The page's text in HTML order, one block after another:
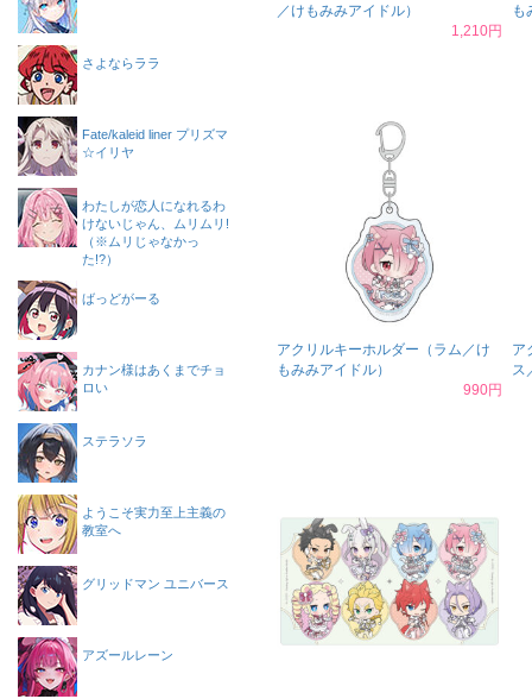
／けもみみアイドル）
1,210円
も
アクリルキーホルダー（ラム／け
もみみアイドル）
990円
ア
ス
さよならララ
Fate/kaleid liner プリズマ
☆イリヤ
わたしが恋人になれるわ
けないじゃん、ムリムリ!
（※ムリじゃなかっ
た!?）
ばっどがーる
カナン様はあくまでチョ
ロい
ステラソラ
ようこそ実力至上主義の
教室へ
グリッドマン ユニバース
アズールレーン